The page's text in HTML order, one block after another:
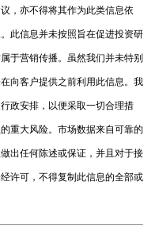
，亦不得将其作为此类信息依
此信息并未按照旨在促进投资研
于营销传播。虽然我们并未特别
向客户提供之前利用此信息。我
政安排，以便采取一切合理措
重大风险。市场数据来自可靠的
出任何陈述或保证，并且对于接
许可，不得复制此信息的全部或